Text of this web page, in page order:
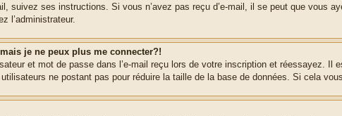
suivez ses instructions. Si vous n’avez pas reçu d’e-mail, il se peut que vous
l’administrateur.
je ne peux plus me connecter?!
et mot de passe dans l’e-mail reçu lors de votre inscription et réessayez.
ne postant pas pour réduire la taille de la base de données. Si cela